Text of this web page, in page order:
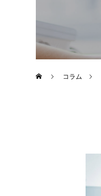
コラム